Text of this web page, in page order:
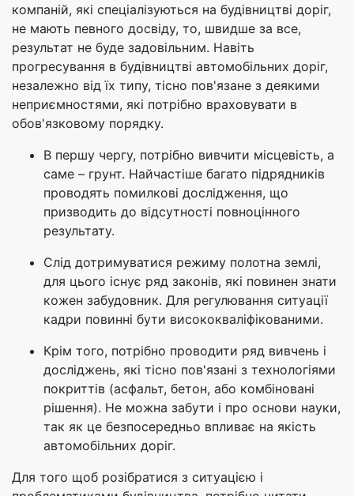
компаній, які спеціалізуються на будівництві доріг,
не мають певного досвіду, то, швидше за все,
результат не буде задовільним. Навіть
прогресування в будівництві автомобільних доріг,
незалежно від їх типу, тісно пов'язане з деякими
неприємностями, які потрібно враховувати в
обов'язковому порядку.
В першу чергу, потрібно вивчити місцевість, а
саме – грунт. Найчастіше багато підрядників
проводять помилкові дослідження, що
призводить до відсутності повноцінного
результату.
Слід дотримуватися режиму полотна землі,
для цього існує ряд законів, які повинен знати
кожен забудовник. Для регулювання ситуації
кадри повинні бути висококваліфікованими.
Крім того, потрібно проводити ряд вивчень і
досліджень, які тісно пов'язані з технологіями
покриттів (асфальт, бетон, або комбіновані
рішення). Не можна забути і про основи науки,
так як це безпосередньо впливає на якість
автомобільних доріг.
Для того щоб розібратися з ситуацією і